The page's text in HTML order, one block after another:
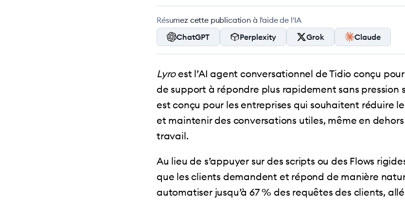
Résumez cette publication à l'aide de l'IA
ChatGPT
Perplexity Grok Claude
Lyroest l’AI agent conversationnel de Tidio conçu
de support à répondre plus rapidement sans pression
est conçu pour les entreprises qui souhaitent réduire
et maintenir des conversations utiles, même en
travail.
Au lieu de s’appuyer sur des scripts ou des Flows
que les clients demandent et répond de manière
automatiser jusqu’à 67 % des requêtes des clients,